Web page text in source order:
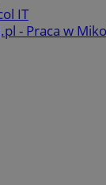
IT
- Praca w